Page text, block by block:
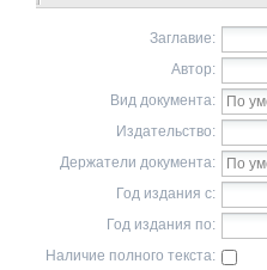
Заглавие:
Автор:
Вид документа:
Издательство:
Держатели документа:
Год издания с:
Год издания по:
Наличие полного текста: